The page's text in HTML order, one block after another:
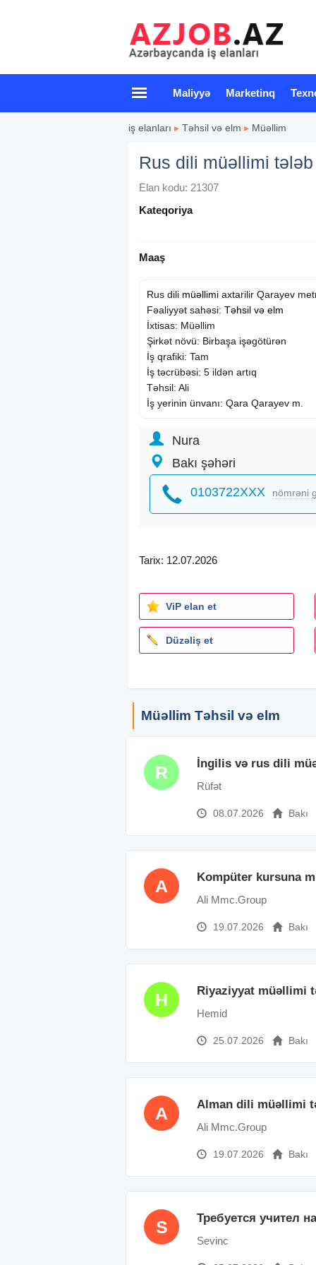
Maliyyə Marketinq
iş elanları ▸ Təhsil və elm ▸ Müəllim
Rus dili müəllimi
Elan kodu: 21307
Kateqoriya
Maaş
Rus dili müəllimi axtarilir Qarayev
Fəaliyyət sahəsi: Təhsil və elm
İxtisas: Müəllim
Şirkət növü: Birbaşa işəgötürən
İş qrafiki: Tam
İş təcrübəsi: 5 ildən artıq
Təhsil: Ali
İş yerinin ünvanı: Qara Qarayev m.
Nura
Bakı şəhəri
0103722XXX nömrəni
Tarix: 12.07.2026
ViP elan et
Düzəliş et
Müəllim Təhsil və elm
R İngilis və rus dili
Rüfət
08.07.2026 Bakı
A Kompüter kursuna
Ali Mmc.Group
19.07.2026 Bakı
H Riyaziyyat müəllimi
Hemid
25.07.2026 Bakı
A Alman dili müəllimi
Ali Mmc.Group
19.07.2026 Bakı
S Требуется учител
Sevinc